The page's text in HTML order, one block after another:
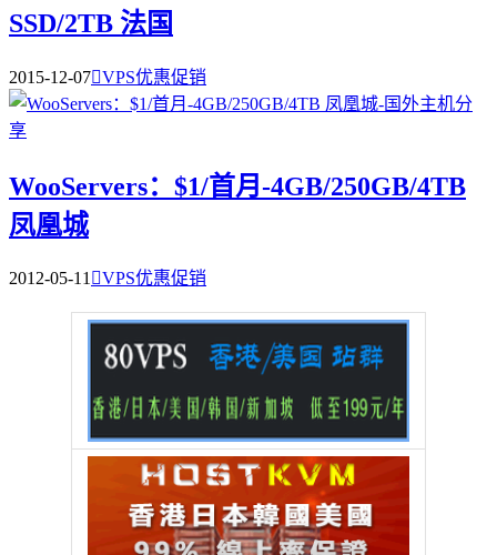
SSD/2TB 法国
2015-12-07VPS优惠促销
WooServers：$1/首月-4GB/250GB/4TB
凤凰城
2012-05-11VPS优惠促销